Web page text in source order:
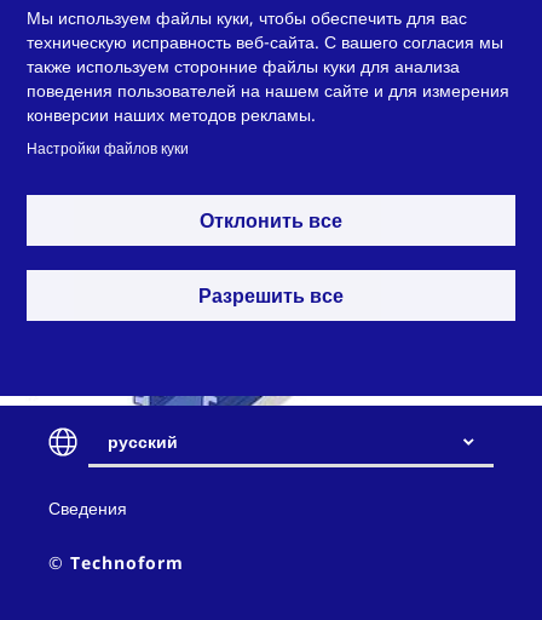
Наши технологии: струйные и лазерные принтеры.
Транспортировка и защита
Мы используем файлы куки, чтобы обеспечить для вас
техническую исправность веб-сайта. С вашего согласия мы
также используем сторонние файлы куки для анализа
поведения пользователей на нашем сайте и для измерения
конверсии наших методов рекламы.
Настройки файлов куки
Отклонить все
Разрешить все
русский
Contact
and
Сведения
© Technoform